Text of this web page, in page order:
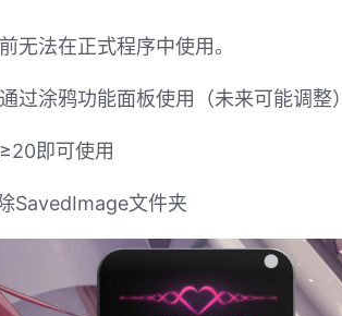
无法在正式程序中使用。
过涂鸦功能面板使用（未来可能调整）
即可使用
SavedImage文件夹